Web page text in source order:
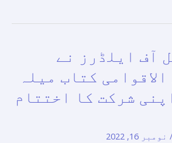
آف ایلڈرز نے
کتاب میلہ
اپنی شرکت کا اختتام
/ نومبر 16, 2022